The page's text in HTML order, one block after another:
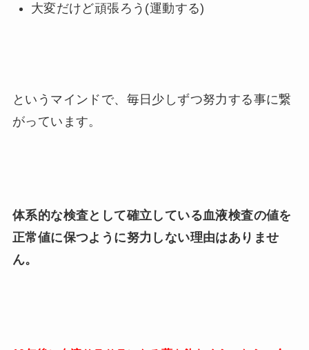
大変だけど頑張ろう(運動する)
というマインドで、毎日少しずつ努力する事に繋
がっています。
体系的な検査として確立している血液検査の値を
正常値に保つように努力しない理由はありませ
ん。